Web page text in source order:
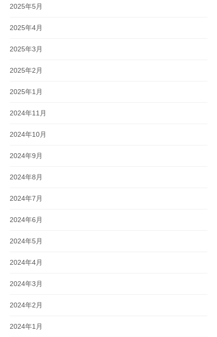
2025年5月
2025年4月
2025年3月
2025年2月
2025年1月
2024年11月
2024年10月
2024年9月
2024年8月
2024年7月
2024年6月
2024年5月
2024年4月
2024年3月
2024年2月
2024年1月